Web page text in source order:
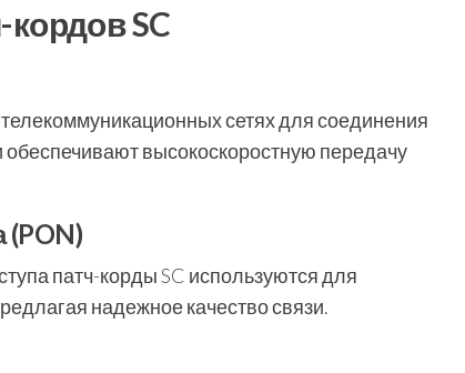
SC
сетях для соединения
высокоскоростную передачу
(PON)
патч-корды SC используются для
надежное качество связи.